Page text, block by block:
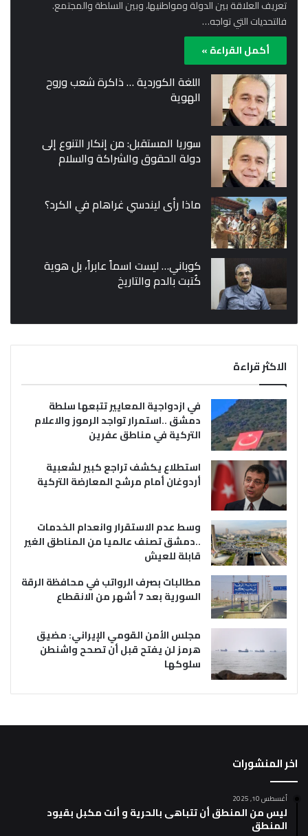
تعريف العلاقة بين الدولة ومواطنيها، وبين السلطة والمجتمع.
فالتحديات التي تواجه…
أكمل القراءة »
اللغة الكوردية … ذاكرة شعب وروح
الهوية
سوريا المستقبل: من إنكار التنوع إلى
دولة الحقوق والشراكة والسلام
ماذا رأى ليندسي غراهام في الكرد؟
كوباني… ليست اسماً عابراً، بل هوية
كُتبت بالدم والتاريخ
الاكثر قراءة
في ازدواجية المعايير تتبعها سلطة
دمشق ..استمرار تواجد الرموز والاعلام
التركية في مناطق عفرين
استطلاع يكشف تراجع كبير لشعبية
أردوغان أمام مرشح المعارضة التركية
وسط عدم الاستقرار وانعدام الخدمات
..دمشق تصنف عالميا من المناطق الغير
قابلة للعيش
مطالبات بصرف الرواتب في محافظة الرقة
السورية بعد 7 أشهر من الانقطاع
مجلس الأمن القومي الإيراني: مضيق
هرمز لن يفتح قبل أن تصحح واشنطن
سلوكها
اخر المنشورات
أغسطس 10, 2025
ليس من المنطق أن تتباهى بالحرية و أنت مكبل بقيود
المنطق